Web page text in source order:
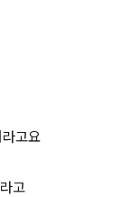
고요
고